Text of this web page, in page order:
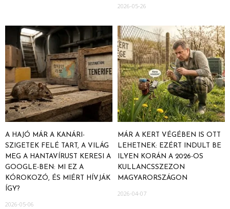
2026-05-26
A HAJÓ MÁR A KANÁRI-
SZIGETEK FELÉ TART, A VILÁG
MEG A HANTAVÍRUST KERESI A
GOOGLE-BEN: MI EZ A
KÓROKOZÓ, ÉS MIÉRT HÍVJÁK
ÍGY?
2026-05-06
MÁR A KERT VÉGÉBEN IS OTT
LEHETNEK: EZÉRT INDULT BE
ILYEN KORÁN A 2026-OS
KULLANCSSZEZON
MAGYARORSZÁGON
2026-04-07